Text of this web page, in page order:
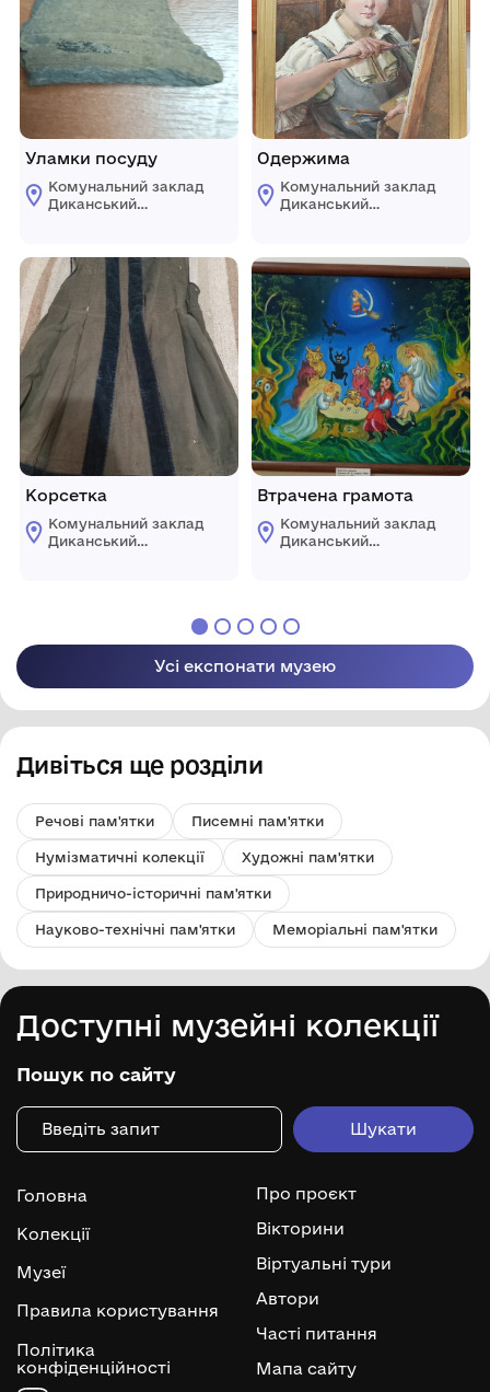
Уламки посуду
Комунальний заклад
Диканський
ім. Д.М.Гармаша
Корсетка
Комунальний заклад
Диканський
Одержима
Комунальний заклад
Диканський
ім. Д.М.Гармаша
Втрачена грамота
Комунальний заклад
Диканський
Усі експонати музею
Дивіться ще розділи
Речові пам'ятки Писемні пам'ятки
Нумізматичні колекції Художні пам'ятки
Природничо-історичні пам'ятки
Науково-технічні пам'ятки Меморіальні пам'ятки
Доступні музейні колекції
Пошук по сайту
Головна
Колекції
Музеї
Правила користування
Політика
конфіденційності
Про проєкт
Вікторини
Віртуальні тури
Автори
Часті питання
Мапа сайту